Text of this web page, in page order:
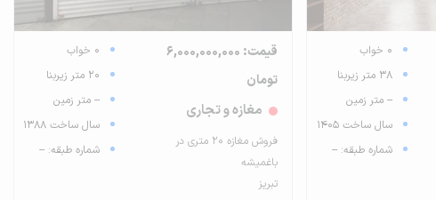
0 خواب
38 متر زیربنا
-- متر زمین
سال ساخت 1405
شماره طبقه: --
قیمت: 6,000,000,000
تومان
مغازه و تجاری
فروش مغازه 20 متری در
باغمیشه
تبریز
0 خواب
20 متر زیربنا
-- متر زمین
سال ساخت 1388
شماره طبقه: --